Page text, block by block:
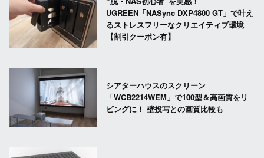
UGREEN「NASync DXP4800 GT」で叶え
るストレスフリーなクリエイティブ環境
【割引クーポン有】
シアターハウスのスクリーン
「WCB2214WEM」で100型＆高画質をリ
ビングに！ 壁投写との画質比較も